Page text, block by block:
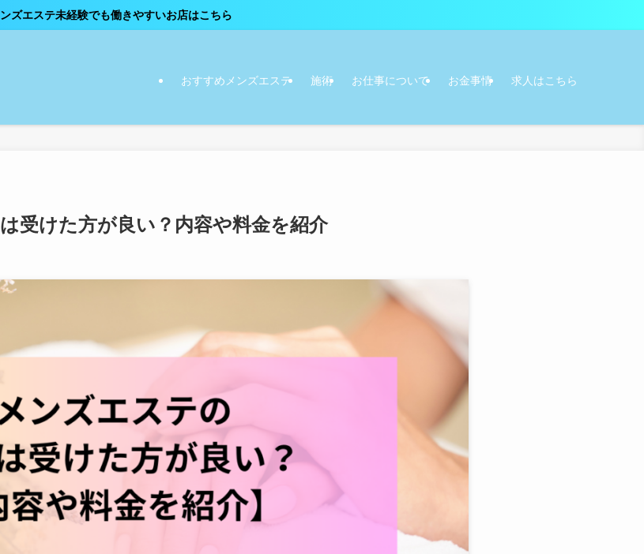
すいお店はこちら
おすすめメンズエステ 施術 お仕事について お金事情 求人はこちら
受けた方が良い？内容や料金を紹介